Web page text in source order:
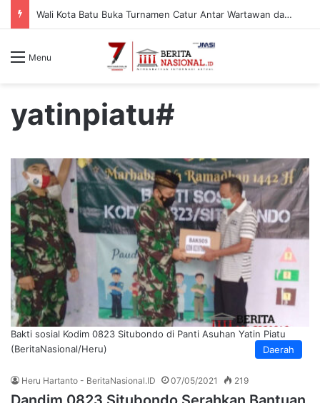
Wali Kota Batu Buka Turnamen Catur Antar Wartawan dan Instansi
Menu
yatinpiatu#
Daerah
Bakti sosial Kodim 0823 Situbondo di Panti Asuhan Yatin Piatu
(BeritaNasional/Heru)
Heru Hartanto - BeritaNasional.ID 07/05/2021 219